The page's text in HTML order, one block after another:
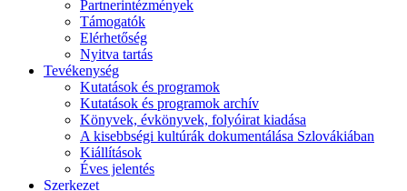
Partnerintézmények
Támogatók
Elérhetőség
Nyitva tartás
Tevékenység
Kutatások és programok
Kutatások és programok archív
Könyvek, évkönyvek, folyóirat kiadása
A kisebbségi kultúrák dokumentálása Szlovákiában
Kiállítások
Éves jelentés
Szerkezet